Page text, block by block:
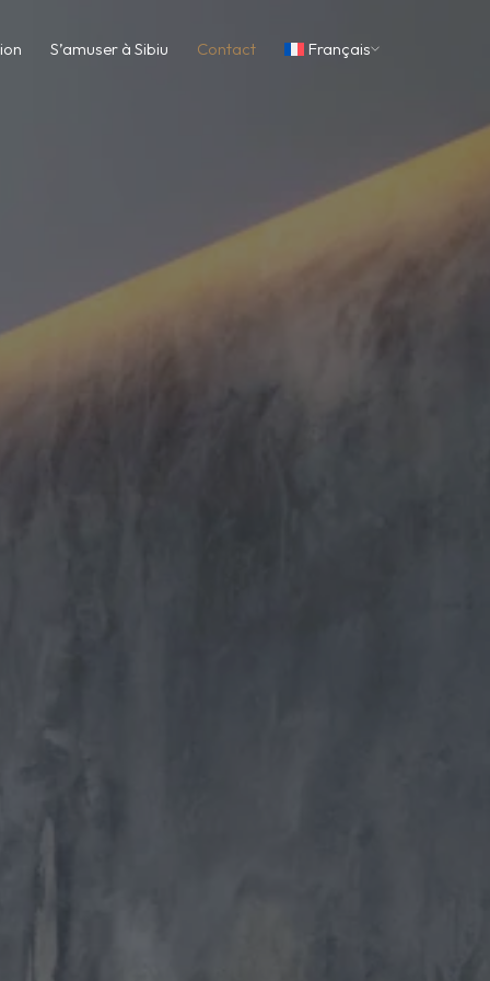
S’amuser à Sibiu Contact Français